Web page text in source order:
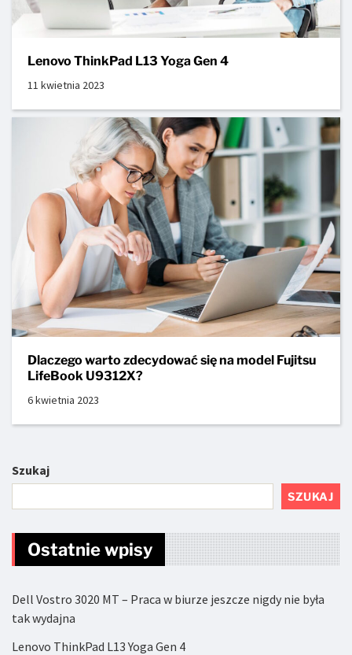
Lenovo ThinkPad L13 Yoga Gen 4
11 kwietnia 2023
Dlaczego warto zdecydować się na model Fujitsu
LifeBook U9312X?
6 kwietnia 2023
Szukaj
SZUKAJ
Ostatnie wpisy
Dell Vostro 3020 MT – Praca w biurze jeszcze nigdy nie była
tak wydajna
Lenovo ThinkPad L13 Yoga Gen 4